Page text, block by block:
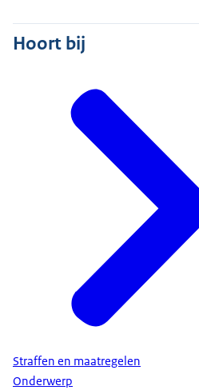
Hoort bij
Straffen en maatregelen
Onderwerp